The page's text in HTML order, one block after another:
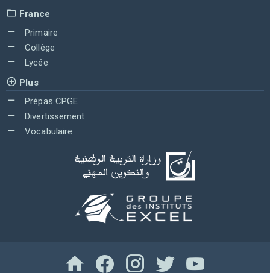
France
Primaire
Collège
Lycée
Plus
Prépas CPGE
Divertissement
Vocabulaire